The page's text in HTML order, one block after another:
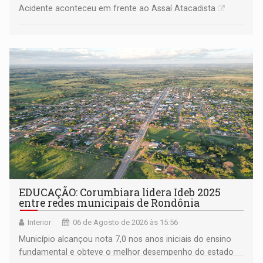
Acidente aconteceu em frente ao Assaí Atacadista
EDUCAÇÃO: Corumbiara lidera Ideb 2025
entre redes municipais de Rondônia
Interior 06 de Agosto de 2026 às 15:56
Município alcançou nota 7,0 nos anos iniciais do ensino
fundamental e obteve o melhor desempenho do estado